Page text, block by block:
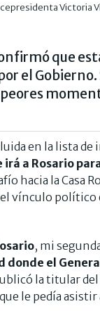
Victoria
que
el
en la lista
a Rosario
hacia la Casa
vínculo político
, mi
donde el
la titular del
le pedía